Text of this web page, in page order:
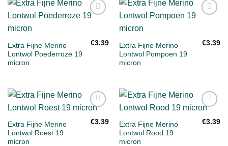
Extra Fijne Merino
Lontwol Poederroze 19
micron
€3.39
Extra Fijne Merino
Lontwol Pompoen 19
micron
€3.39
aan
Extra Fijne Merino
Lontwol Roest 19
micron
€3.39
aan
Extra Fijne Merino
Lontwol Rood 19
micron
€3.39